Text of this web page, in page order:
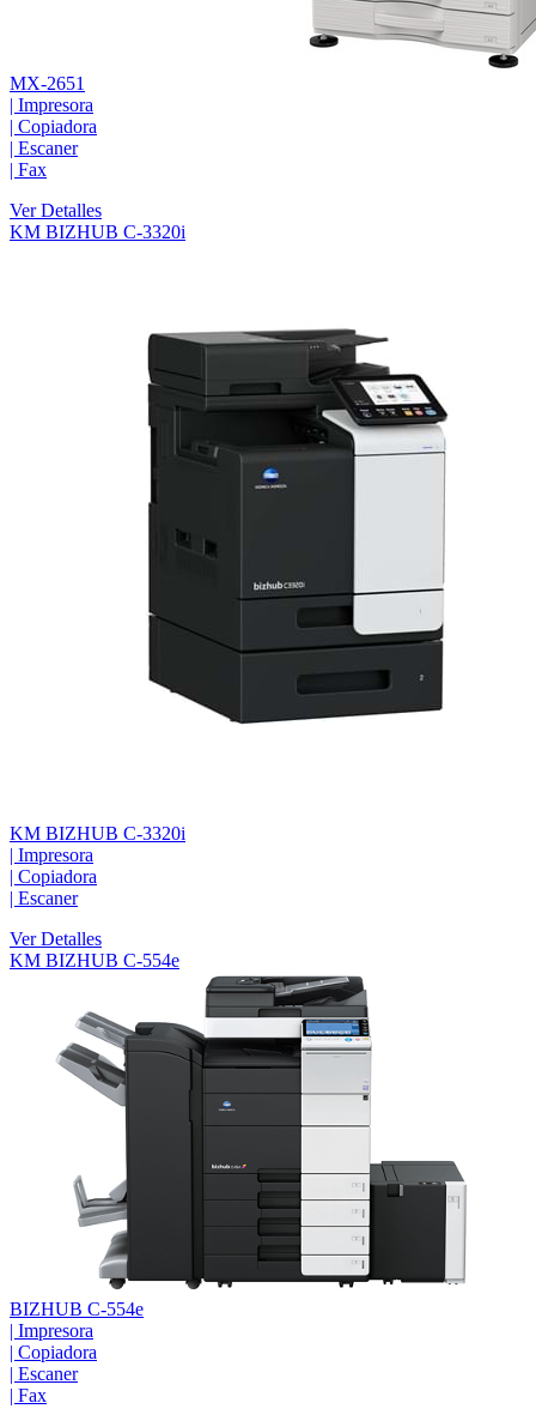
MX-2651
| Impresora
| Copiadora
| Escaner
| Fax
Ver Detalles
KM BIZHUB C-3320i
KM BIZHUB C-3320i
| Impresora
| Copiadora
| Escaner
Ver Detalles
KM BIZHUB C-554e
BIZHUB C-554e
| Impresora
| Copiadora
| Escaner
| Fax